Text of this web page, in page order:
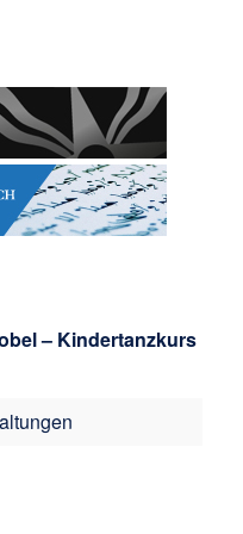
– Kindertanzkurs